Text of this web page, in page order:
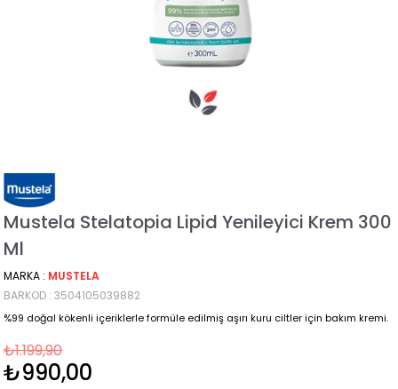
Mustela Stelatopia Lipid Yenileyici Krem 300
Ml
MARKA : MUSTELA
BARKOD : 3504105039882
%99 doğal kökenli içeriklerle formüle edilmiş aşırı kuru ciltler için bakım kremi.
₺1.199,90
₺990,00